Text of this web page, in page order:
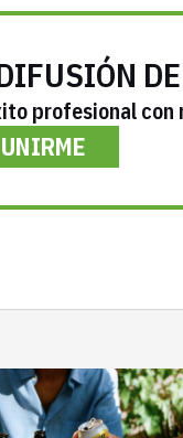
profesional
UNIRME